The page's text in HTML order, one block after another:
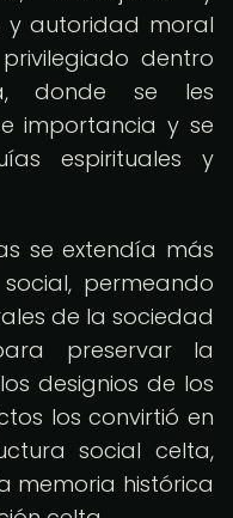
y autoridad moral
dentro
donde se les
importancia y se
espirituales y
se extendía más
permeando
de la sociedad
preservar la
designios de los
los convirtió en
social celta,
memoria histórica